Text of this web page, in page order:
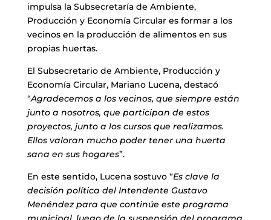
impulsa la Subsecretaría de Ambiente,
Producción y Economía Circular es formar a los
vecinos en la producción de alimentos en sus
propias huertas.
El Subsecretario de Ambiente, Producción y
Economía Circular, Mariano Lucena, destacó
“Agradecemos a los vecinos, que siempre están
junto a nosotros, que participan de estos
proyectos, junto a los cursos que realizamos.
Ellos valoran mucho poder tener una huerta
sana en sus hogares”.
En este sentido, Lucena sostuvo “Es clave la
decisión política del Intendente Gustavo
Menéndez para que continúe este programa